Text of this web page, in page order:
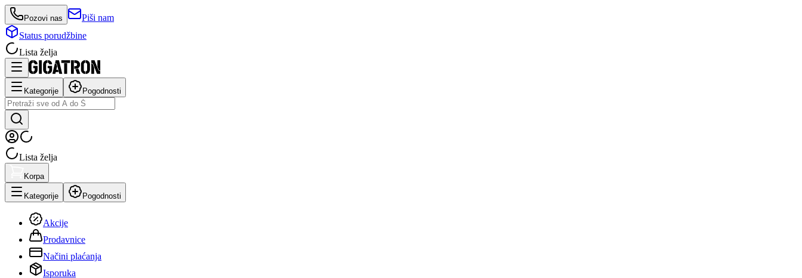
Pozovi nas
Piši nam
Status porudžbine
Lista želja
Kategorije Pogodnosti
Lista želja
Korpa
Kategorije Pogodnosti
Akcije
Prodavnice
Načini plaćanja
Isporuka